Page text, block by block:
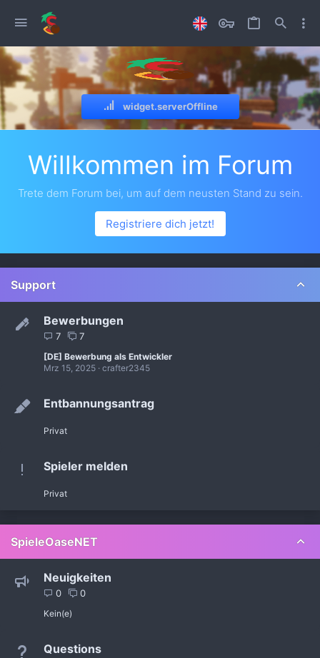
widget.serverOffline
Willkommen im Forum
Trete dem Forum bei, um auf dem neusten Stand zu sein.
Registriere dich jetzt!
Support
Bewerbungen
7 7
[DE] Bewerbung als Entwickler
Mrz 15, 2025 crafter2345
Entbannungsantrag
Privat
Spieler melden
Privat
SpieleOaseNET
Neuigkeiten
0 0
Kein(e)
Questions